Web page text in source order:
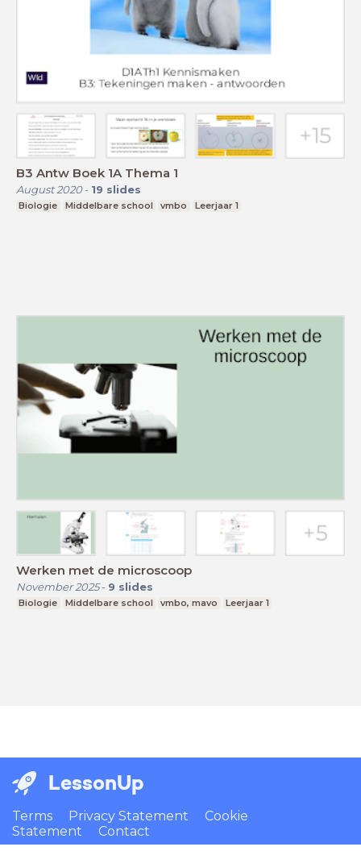
B3 Antw Boek 1A Thema 1
August 2020- 19 slides
Biologie Middelbare school vmbo Leerjaar 1
Werken met de microscoop
November 2025- 9 slides
Biologie Middelbare school vmbo, mavo Leerjaar 1
LessonUp
Terms Privacy Statement
Cookie
Statement
Contact